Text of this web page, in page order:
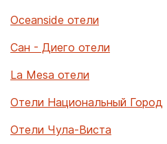
Oceanside отели
Сан - Диего отели
La Mesa отели
Отели Национальный Город
Отели Чула-Виста